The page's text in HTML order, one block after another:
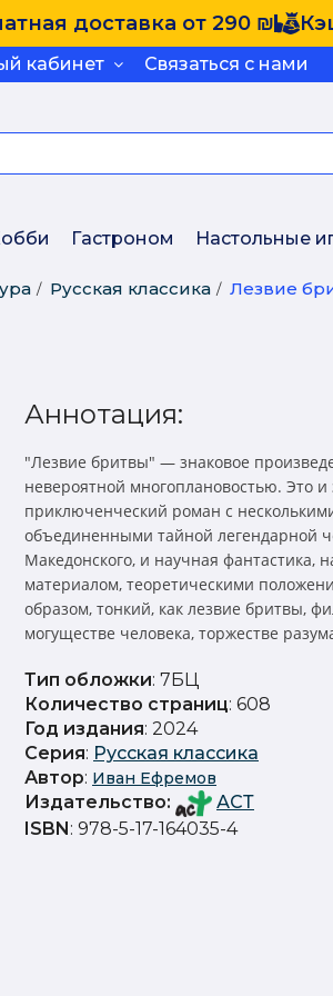
доставка от 290 ₪
кабинет Связаться с нами
Гастроном Настольные
Русская классика Лезвие
Аннотация:
"Лезвие бритвы" — знаковое
невероятной многоплановостью. Это
приключенческий роман с
объединенными тайной легендарной
Македонского, и научная фантастика,
материалом, теоретическими
образом, тонкий, как лезвие бритвы,
могуществе человека, торжестве
Тип обложки: 7БЦ
Количество страниц: 608
Год издания: 2024
Серия: Русская классика
Автор: Иван Ефремов
Издательство:
АСТ
ISBN: 978-5-17-164035-4